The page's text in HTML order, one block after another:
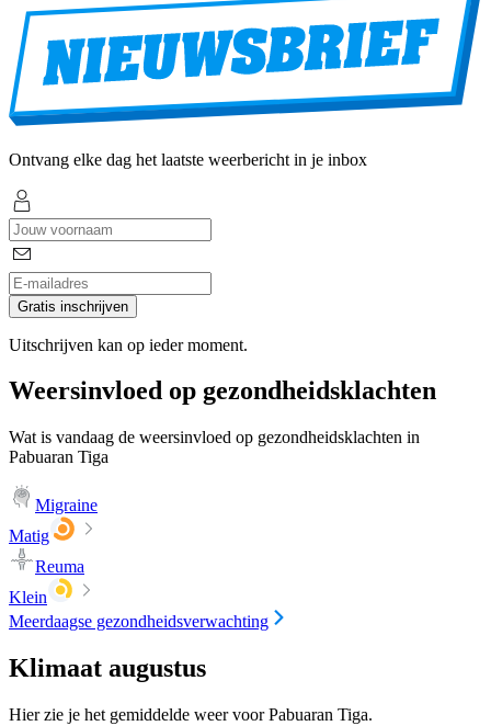
Ontvang elke dag het laatste weerbericht in je inbox
Gratis inschrijven
Uitschrijven kan op ieder moment.
Weersinvloed op gezondheidsklachten
Wat is vandaag de weersinvloed op gezondheidsklachten in
Pabuaran Tiga
Migraine
Matig
Reuma
Klein
Meerdaagse gezondheidsverwachting
Klimaat augustus
Hier zie je het gemiddelde weer voor Pabuaran Tiga.